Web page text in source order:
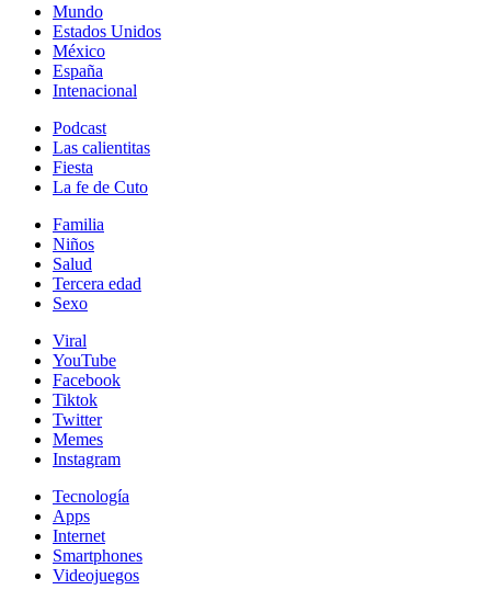
Mundo
Estados Unidos
México
España
Intenacional
Podcast
Las calientitas
Fiesta
La fe de Cuto
Familia
Niños
Salud
Tercera edad
Sexo
Viral
YouTube
Facebook
Tiktok
Twitter
Memes
Instagram
Tecnología
Apps
Internet
Smartphones
Videojuegos